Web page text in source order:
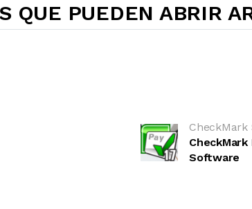
QUE PUEDEN ABRIR
CheckMark
CheckMark
Software